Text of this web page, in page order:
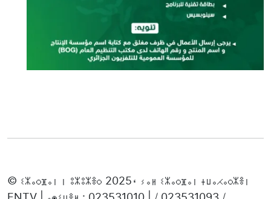
© ⵉⵣⴰⵔⴼⴰⵏ ⵏ ⵓⵣⵓⵣⴻⵔ 2025، ⵢⴰⵍ ⵉⵣⴰⵔⴼⴰⵏ ⵜⵡⴰⵃⴰⵔⵣⴻⵏ